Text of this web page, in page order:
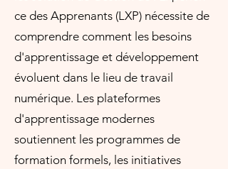
ce des Apprenants (LXP) nécessite de
comprendre comment les besoins
d'apprentissage et développement
évoluent dans le lieu de travail
numérique. Les plateformes
d'apprentissage modernes
soutiennent les programmes de
formation formels, les initiatives